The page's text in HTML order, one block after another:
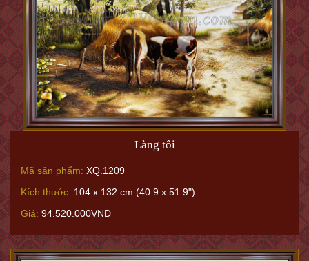
Làng tôi
Mã sản phẩm: XQ.1209
Kích thước: 104 x 132 cm (40.9 x 51.9")
Giá: 94.520.000VNĐ